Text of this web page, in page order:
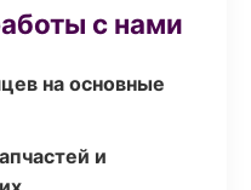
с нами
на основные
и